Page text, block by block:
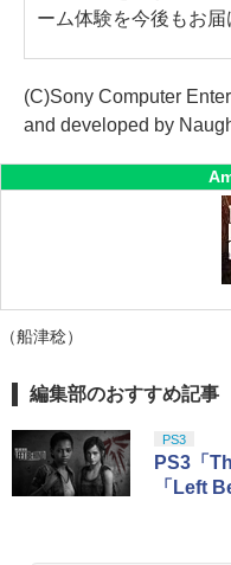
ーム体験を今後もお届
(C)Sony Computer
and developed by
（船津稔）
編集部のおすすめ記事
PS3
PS3「
「Left